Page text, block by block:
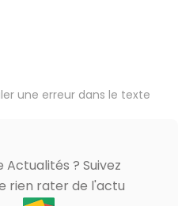
une erreur dans le texte
Actualités ? Suivez
rien rater de l'actu